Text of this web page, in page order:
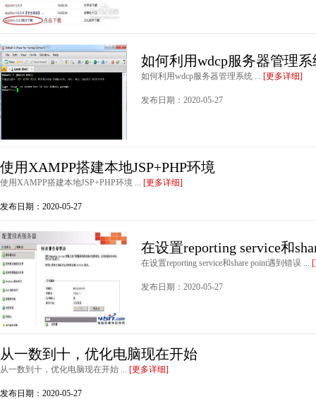
如何利用wdcp服务器管理系
如何利用wdcp服务器管理系统 ... [更多详细]
发布日期：2020-05-27
使用XAMPP搭建本地JSP+PHP环境
使用XAMPP搭建本地JSP+PHP环境 ... [更多详细]
发布日期：2020-05-27
在设置reporting service和
在设置reporting service和share point遇到错误 ...
发布日期：2020-05-27
从一数到十，优化电脑现在开始
从一数到十，优化电脑现在开始 ... [更多详细]
发布日期：2020-05-27